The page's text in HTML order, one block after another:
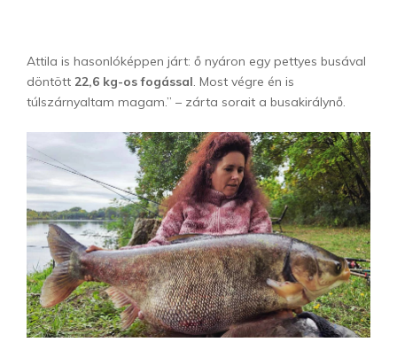
Attila is hasonlóképpen járt: ő nyáron egy pettyes busával
döntött 22,6 kg-os fogással. Most végre én is
túlszárnyaltam magam.” – zárta sorait a busakirálynő.